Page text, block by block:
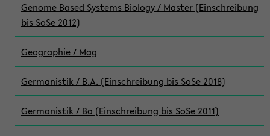
Genome Based Systems Biology / Master (Einschreibung
bis SoSe 2012)
Geographie / Mag
Germanistik / B.A. (Einschreibung bis SoSe 2018)
Germanistik / Ba (Einschreibung bis SoSe 2011)